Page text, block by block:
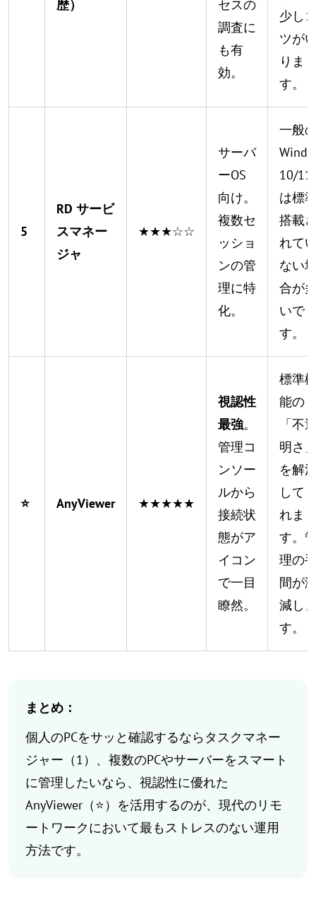
歴）
セスの
調査に
も有
効。
少し
ツが
りま
す。
5
RD サービ
スマネー
ジャ
★★★☆☆
サーバ
ーOS
向け。
複数セ
ッショ
ンの管
理に特
化。
一般
10/11
は標
搭載
れて
ない
合が
いで
す。
⭐ AnyViewer ★★★★★
視認性
最強。
管理コ
ンソー
ルから
接続状
態がア
イコン
で一目
瞭然。
標準
能の
「不
明さ
を解
して
れま
す。
理の
間が
減し
す。
まとめ：
個人のPCをサッと確認するならタスクマネー
ジャー（1）、複数のPCやサーバーをスマート
に管理したいなら、視認性に優れた
AnyViewer（⭐）を活用するのが、現代のリモ
ートワークにおいて最もストレスのない運用
方法です。